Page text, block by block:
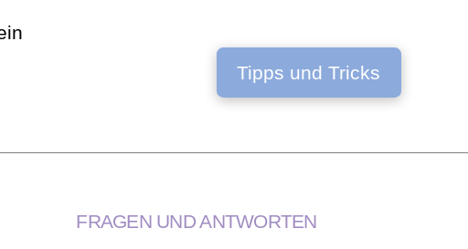
Tipps und Tricks
FRAGEN UND ANTWORTEN